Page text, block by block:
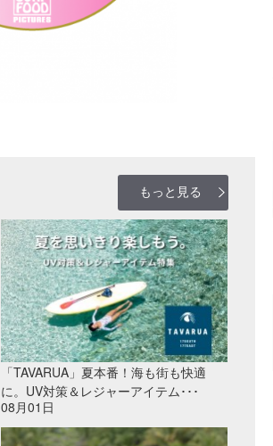
もっと見る
「TAVARUA」夏本番！海も街も快適
に。UV対策＆レジャーアイテム･･･
08月01日